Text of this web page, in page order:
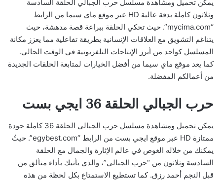
يمكن تحميل ومشاهدة مسلسل حرب الجبالي الحلقة السادسة
وثلاثون كاملة بدقة عالية HD عبر موقع ماي سيما من الرابط
“mycima.com”. حيث تحكي الحلقة ببراعة قصة مدهشة، حيث
يتناغم التشويق مع العلاقات الإنسانية بطريقة تفاعلية مما يعزز مكانة
المسلسل كواحد من أبرز الإنتاجات التلفزيونية في الوقت الحالي.
كما يعد موقع ماي سيما من أفضل الخيارات لمتابعة الحلقات الجديدة
من أعمالكم المفضلة.
حرب الجبالي الحلقة 36 ايجي بست
يمكن تحميل ومشاهدة مسلسل حرب الجبالي الحلقة 36 كاملة جودة
ممتازة HD عبر موقع ايجي بست من الرابط “egybest.com”. حيثُ
يمكنك من خلاله الغوص في عالم الإثارة والجمال مع الحلقة
السادسة وثلاثون من “حرب الجبالي”، والذي يأتيك بأداء متألق من
قبل النجم أحمد رزق. كما تستطيع الاستمتاع بكل لحظة من هذه